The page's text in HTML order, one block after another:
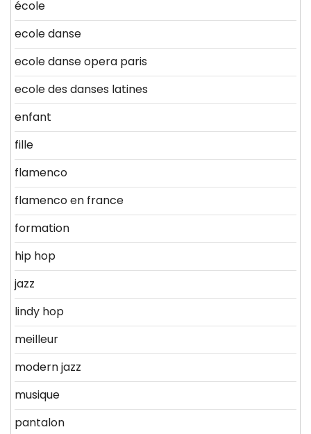
école
ecole danse
ecole danse opera paris
ecole des danses latines
enfant
fille
flamenco
flamenco en france
formation
hip hop
jazz
lindy hop
meilleur
modern jazz
musique
pantalon